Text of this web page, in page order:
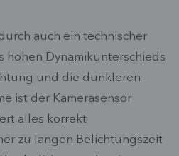
auch ein technischer
hohen Dynamikunterschieds
und die dunkleren
ist der Kamerasensor
alles korrekt
zu langen Belichtungszeit